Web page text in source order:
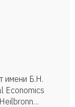
имени Б.Н.